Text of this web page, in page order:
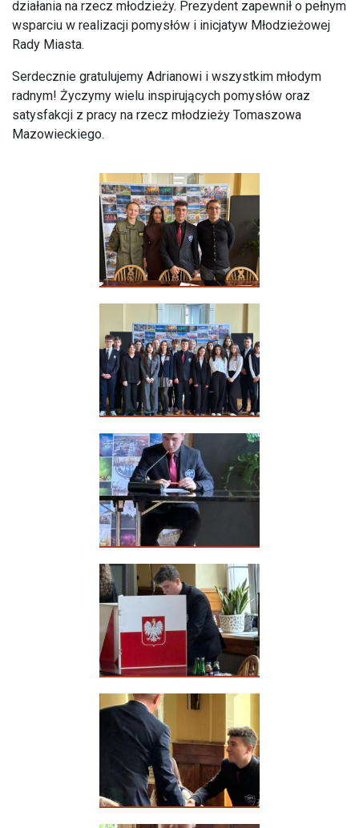
działania na rzecz młodzieży. Prezydent zapewnił o pełnym
wsparciu w realizacji pomysłów i inicjatyw Młodzieżowej
Rady Miasta.
Serdecznie gratulujemy Adrianowi i wszystkim młodym
radnym! Życzymy wielu inspirujących pomysłów oraz
satysfakcji z pracy na rzecz młodzieży Tomaszowa
Mazowieckiego.